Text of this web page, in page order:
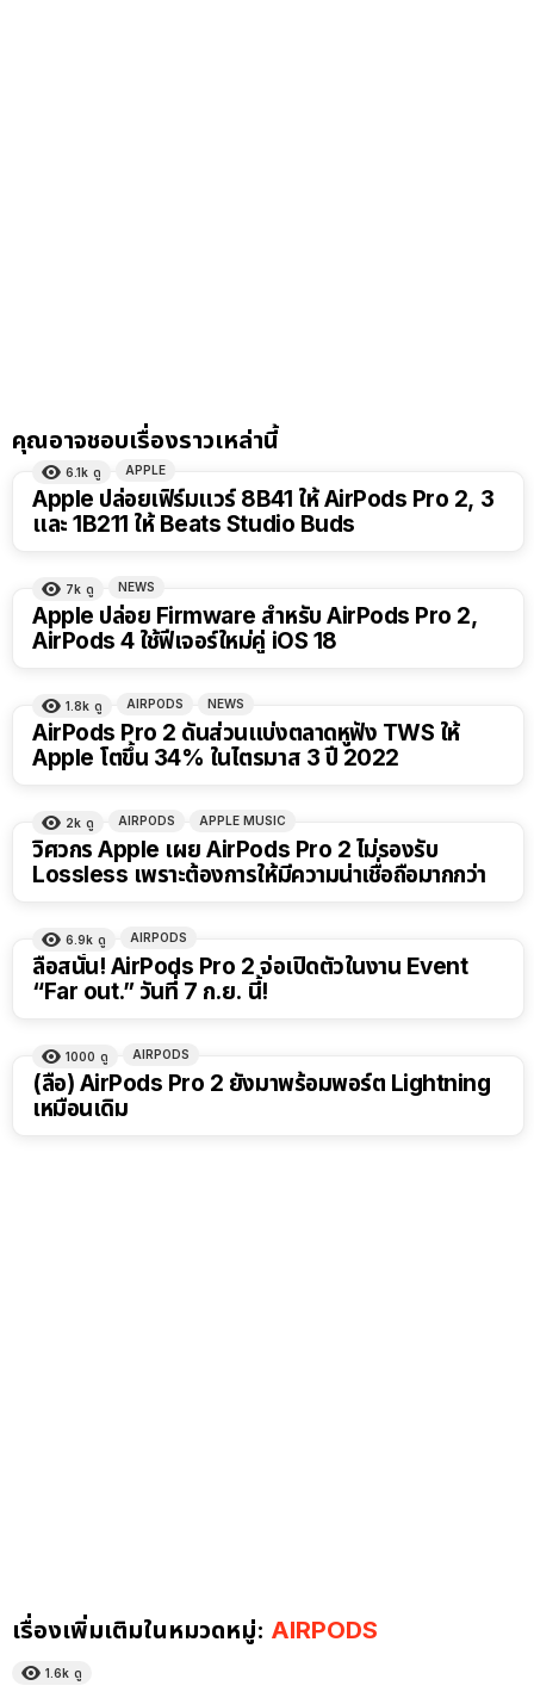
คุณอาจชอบเรื่องราวเหล่านี้
6.1k ดู APPLE
Apple ปล่อยเฟิร์มแวร์ 8B41 ให้ AirPods Pro 2, 3
และ 1B211 ให้ Beats Studio Buds
7k ดู NEWS
Apple ปล่อย Firmware สำหรับ AirPods Pro 2,
AirPods 4 ใช้ฟีเจอร์ใหม่คู่ iOS 18
1.8k ดู AIRPODS NEWS
AirPods Pro 2 ดันส่วนแบ่งตลาดหูฟัง TWS ให้
Apple โตขึ้น 34% ในไตรมาส 3 ปี 2022
2k ดู AIRPODS APPLE MUSIC
วิศวกร Apple เผย AirPods Pro 2 ไม่รองรับ
Lossless เพราะต้องการให้มีความน่าเชื่อถือมากกว่า
6.9k ดู AIRPODS
ลือสนั่น! AirPods Pro 2 จ่อเปิดตัวในงาน Event
“Far out.” วันที่ 7 ก.ย. นี้!
1000 ดู AIRPODS
(ลือ) AirPods Pro 2 ยังมาพร้อมพอร์ต Lightning
เหมือนเดิม
เรื่องเพิ่มเติมในหมวดหมู่: AIRPODS
1.6k ดู